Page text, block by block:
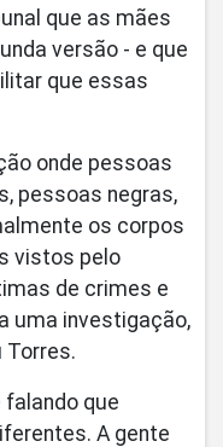
que as mães
versão - e que
que essas
onde pessoas
pessoas negras,
os corpos
vistos pelo
de crimes e
uma investigação,
Torres.
falando que
A gente